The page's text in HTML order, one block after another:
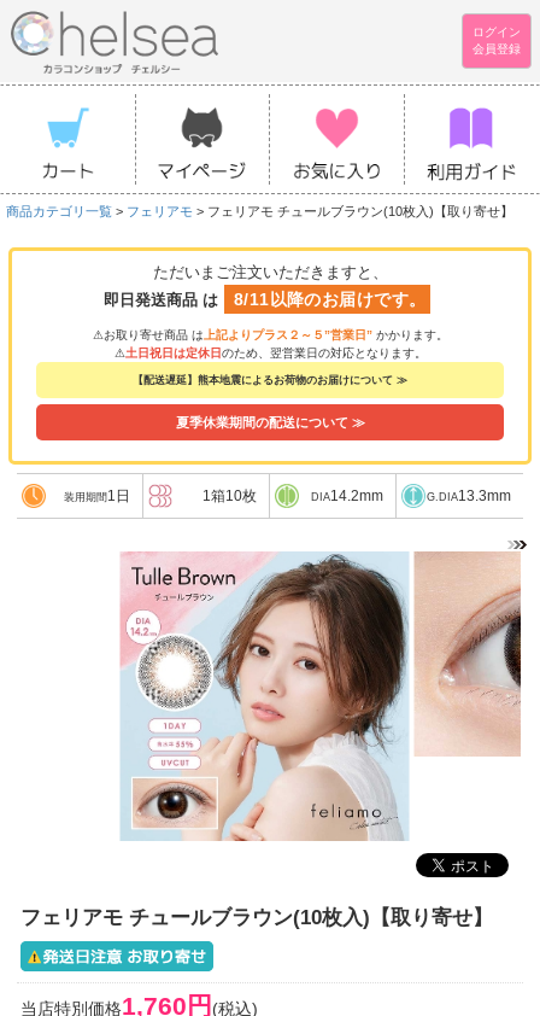
ログイン
会員登録
商品カテゴリ一覧 > フェリアモ > フェリアモ チュールブラウン(10枚入)【取り寄せ】
ただいまご注文いただきますと、
即日発送商品 は
8/11以降のお届けです。
⚠お取り寄せ商品 は 上記よりプラス２～５”営業日” かかります。
⚠土日祝日は定休日のため、翌営業日の対応となります。
【配送遅延】熊本地震によるお荷物のお届けについて ≫
夏季休業期間の配送について ≫
装用期間 1日 1箱10枚 DIA14.2mm G.DIA13.3mm
フェリアモ チュールブラウン(10枚入)【取り寄せ】
当店特別価格1,760円 (税込)